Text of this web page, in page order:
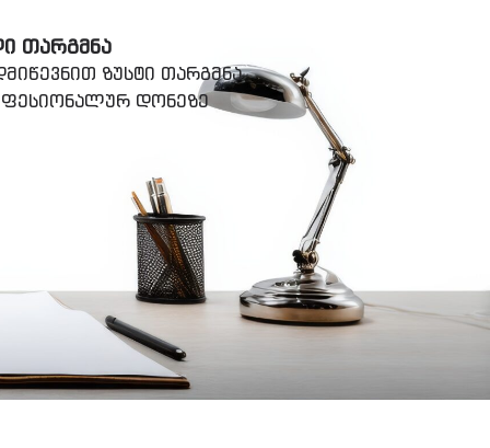
ᲗᲐᲠᲒᲛᲜᲐ
ზუსტი თარგმნა
დონეზე